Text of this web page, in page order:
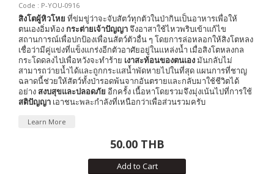
Code : P-YOU-0916
สิงโตผู้หิวโหย ที่ข่มขู่ว่าจะจับสัตว์ทุกตัวในป่ากินเป็นอาหารเพื่อให้
ตนเองอิ่มท้องกระต่ายเจ้าปัญญาจึงอาสาใช้ไหวพริบเข้าแก้ไข
สถานการณ์เพื่อปกป้องเพื่อนสัตว์ตัวอื่น ๆ โดยการล่อหลอกให้สิงโตหลง
เชื่อว่ามีคู่แข่งที่แข็งแกร่งอีกตัวอาศัยอยู่ในแหล่งน้ำ เมื่อสิงโตหลงกล
กระโดดลงไปเพื่อหวังจะทำร้าย เงาสะท้อนของตนเองมันกลับไม่
สามารถว่ายน้ำได้และถูกกระแสน้ำพัดหายไปในที่สุด แผนการที่ชาญ
ฉลาดนี้ช่วยให้สัตว์ทั้งป่ารอดพ้นจากอันตรายและกลับมาใช้ชีวิตได้
อย่างสงบสุขและปลอดภัย อีกครั้ง เนื้อหาโดยรวมจึงมุ่งเน้นไปที่การใช้
สติปัญญา เอาชนะพละกำลังที่เหนือกว่าเพื่อส่วนรวมครับ
Learn More
50.00 THB
Add to Cart